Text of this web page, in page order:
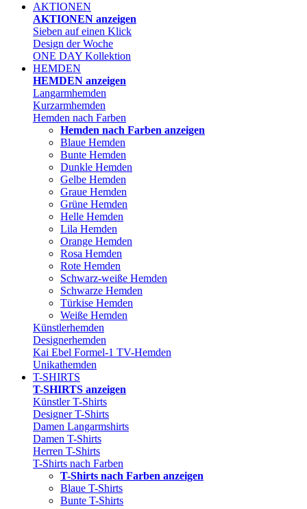
AKTIONEN
AKTIONEN anzeigen
Sieben auf einen Klick
Design der Woche
ONE DAY Kollektion
HEMDEN
HEMDEN anzeigen
Langarmhemden
Kurzarmhemden
Hemden nach Farben
Hemden nach Farben anzeigen
Blaue Hemden
Bunte Hemden
Dunkle Hemden
Gelbe Hemden
Graue Hemden
Grüne Hemden
Helle Hemden
Lila Hemden
Orange Hemden
Rosa Hemden
Rote Hemden
Schwarz-weiße Hemden
Schwarze Hemden
Türkise Hemden
Weiße Hemden
Künstlerhemden
Designerhemden
Kai Ebel Formel-1 TV-Hemden
Unikathemden
T-SHIRTS
T-SHIRTS anzeigen
Künstler T-Shirts
Designer T-Shirts
Damen Langarmshirts
Damen T-Shirts
Herren T-Shirts
T-Shirts nach Farben
T-Shirts nach Farben anzeigen
Blaue T-Shirts
Bunte T-Shirts